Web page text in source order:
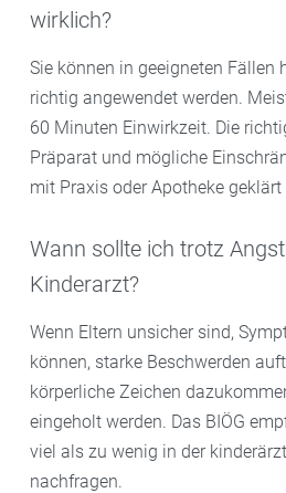
wirklich?
Sie können in geeigneten Fällen
richtig angewendet werden.
60 Minuten Einwirkzeit. Die
Präparat und mögliche
mit Praxis oder Apotheke geklärt
Wann sollte ich trotz
Kinderarzt?
Wenn Eltern unsicher sind,
können, starke Beschwerden
körperliche Zeichen
eingeholt werden. Das BIÖG
viel als zu wenig in der
nachfragen.